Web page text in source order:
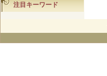
注目キーワード